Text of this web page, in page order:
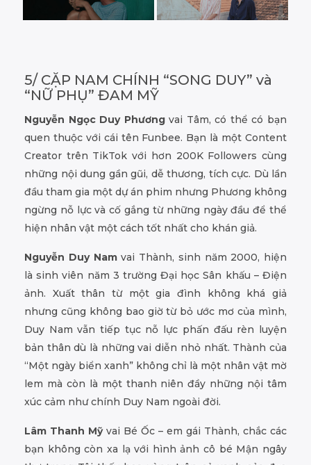
5/ CẶP NAM CHÍNH “SONG DUY” và
“NỮ PHỤ” ĐAM MỸ
Nguyễn Ngọc Duy Phươngvai Tâm, có thể có bạn
quen thuộc với cái tên Funbee. Bạn là một Content
Creator trên TikTok với hơn 200K Followers cùng
những nội dung gần gũi, dễ thương, tích cực. Dù lần
đầu tham gia một dự án phim nhưng Phương không
ngừng nỗ lực và cố gắng từ những ngày đầu để thể
hiện nhân vật một cách tốt nhất cho khán giả.
Nguyễn Duy Namvai Thành, sinh năm 2000, hiện
là sinh viên năm 3 trường Đại học Sân khấu – Điện
ảnh. Xuất thân từ một gia đình không khá giả
nhưng cũng không bao giờ từ bỏ ước mơ của mình,
Duy Nam vẫn tiếp tục nỗ lực phấn đấu rèn luyện
bản thân dù là những vai diễn nhỏ nhất. Thành của
“Một ngày biển xanh” không chỉ là một nhân vật mờ
lem mà còn là một thanh niên đầy những nội tâm
xúc cảm như chính Duy Nam ngoài đời.
Lâm Thanh Mỹvai Bé Ốc – em gái Thành, chắc các
bạn không còn xa lạ với hình ảnh cô bé Mận ngây